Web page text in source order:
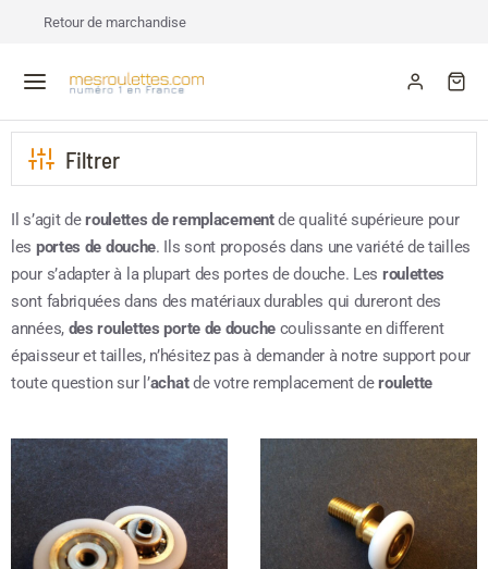
Retour de marchandise
Filtrer
Il s’agit deroulettes de remplacementde qualité supérieure pour
les portes de douche. Ils sont proposés dans une variété de tailles
pour s’adapter à la plupart des portes de douche. Les roulettes
sont fabriquées dans des matériaux durables qui dureront des
années, des roulettes porte de douchecoulissante en different
épaisseur et tailles, n’hésitez pas à demander à notre support pour
toute question sur l’achatde votre remplacement deroulette